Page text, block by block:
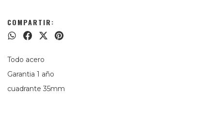
COMPARTIR:
Todo acero
Garantia 1 año
cuadrante 35mm